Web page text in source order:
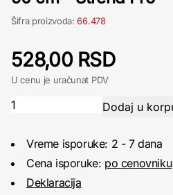
Šifra proizvoda:66.478
528,00 RSD
U cenu je uračunat PDV
Vreme isporuke: 2 - 7 dana
Cena isporuke: po cenovniku
Deklaracija